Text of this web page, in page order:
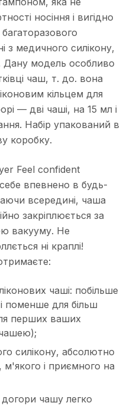
носіння і вигідно
з медичного силікону,
Дану модель особливо
чаш, т. до. вона
кільцем для
— дві чаші, на 15 мл і
Набір упакований в
коробку.
Feel confident
впевнено в будь-
всередині, чаша
закріплюється за
вакууму. Не
ні краплі!
чаші: побільше
поменше для більш
перших ваших
чашею);
силікону, абсолютно
і приємного на
чашу легко